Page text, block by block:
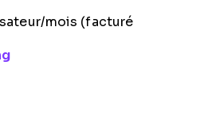
mois (facturé